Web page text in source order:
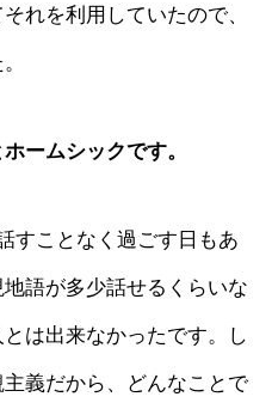
れを利用していたので、
ームシックです。
すことなく過ごす日もあ
語が多少話せるくらいな
は出来なかったです。し
義だから、どんなことで